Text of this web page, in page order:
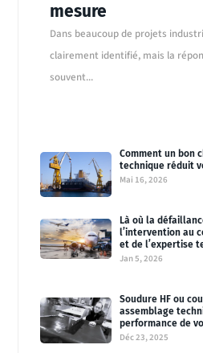
mesure
Dans beaucoup de projets
clairement identifié, mais la
souvent...
Comment un bon
technique réduit
Mai 16, 2026
Là où la
l’intervention au
et de l’expertise
Jan 5, 2026
Soudure HF ou
assemblage
performance de
Déc 23, 2025